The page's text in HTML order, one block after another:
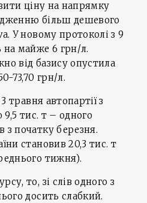
ціну на напрямку
більш дешевого
У новому протоколі з 9
на майже 6 грн/л.
від базису опустила
73,70 грн/л.
травня автопартії з
9,5 тис. т – одного
з початку березня.
становив 20,3 тис. т
тижня).
то, зі слів одного з
досить слабкий.